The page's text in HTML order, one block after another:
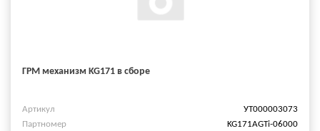
ГРМ механизм KG171 в сборе
Артикул
УТ000003073
Партномер
KG171AGTi-06000